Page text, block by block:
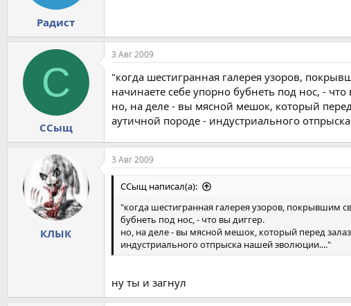
Радист
С
ССыщ
3 Авг 2009
"когда шестигранная галерея узоров,
начинаете себе упорно бубнеть под нос, - что
но, на деле - вы мясной мешок, который
аутичной породе - индустриального
КЛЫК
3 Авг 2009
ССыщ написал(а):
"когда шестигранная галерея узоров, покрывшим
бубнеть под нос, - что вы диггер.
но, на деле - вы мясной мешок, который перед
индустриального отпрыска нашей эволюции...."
ну ты и загнул